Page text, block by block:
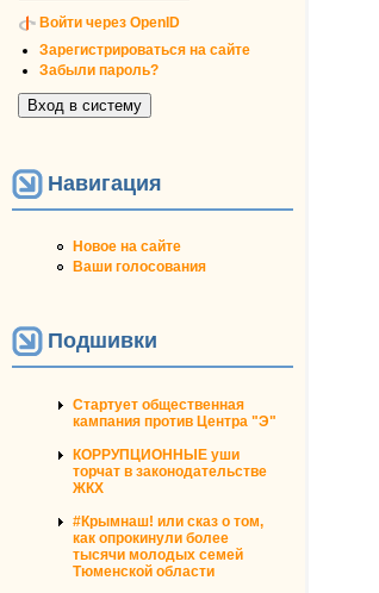
Войти через OpenID
Зарегистрироваться на сайте
Забыли пароль?
Навигация
Новое на сайте
Ваши голосования
Подшивки
Стартует общественная
кампания против Центра "Э"
КОРРУПЦИОННЫЕ уши
торчат в законодательстве
ЖКХ
#Крымнаш! или сказ о том,
как опрокинули более
тысячи молодых семей
Тюменской области